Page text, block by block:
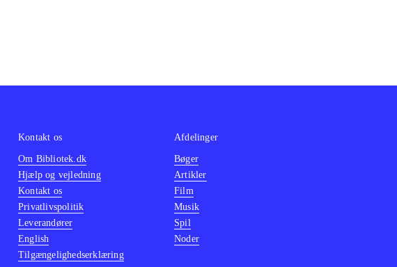
Kontakt os
Om Bibliotek.dk
Hjælp og vejledning
Kontakt os
Privatlivspolitik
Leverandører
English
Tilgængelighedserklæring
Afdelinger
Bøger
Artikler
Film
Musik
Spil
Noder